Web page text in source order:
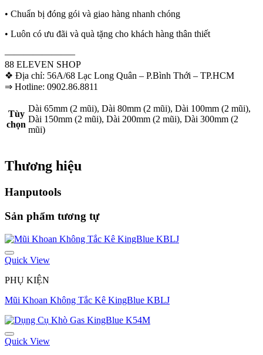
• Chuẩn bị đóng gói và giao hàng nhanh chóng
• Luôn có ưu đãi và quà tặng cho khách hàng thân thiết
———————–
88 ELEVEN SHOP
❖ Địa chỉ: 56A/68 Lạc Long Quân – P.Bình Thới – TP.HCM
⇒ Hotline: 0902.86.8811
Tùy
chọn
Dài 65mm (2 mũi), Dài 80mm (2 mũi), Dài 100mm (2 mũi),
Dài 150mm (2 mũi), Dài 200mm (2 mũi), Dài 300mm (2
mũi)
Thương hiệu
Hanputools
Sản phẩm tương tự
Quick View
PHỤ KIỆN
Mũi Khoan Không Tắc Kê KingBlue KBLJ
Quick View